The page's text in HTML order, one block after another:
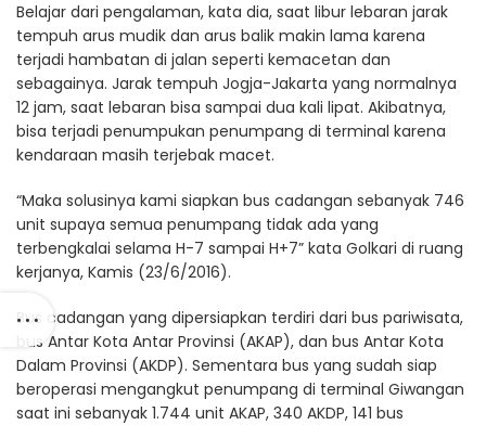
Belajar dari pengalaman, kata dia, saat libur lebaran jarak
tempuh arus mudik dan arus balik makin lama karena
terjadi hambatan di jalan seperti kemacetan dan
sebagainya. Jarak tempuh Jogja-Jakarta yang normalnya
12 jam, saat lebaran bisa sampai dua kali lipat. Akibatnya,
bisa terjadi penumpukan penumpang di terminal karena
kendaraan masih terjebak macet.
“Maka solusinya kami siapkan bus cadangan sebanyak 746
unit supaya semua penumpang tidak ada yang
terbengkalai selama H-7 sampai H+7” kata Golkari di ruang
kerjanya, Kamis (23/6/2016).
Bus cadangan yang dipersiapkan terdiri dari bus pariwisata,
bus Antar Kota Antar Provinsi (AKAP), dan bus Antar Kota
Dalam Provinsi (AKDP). Sementara bus yang sudah siap
beroperasi mengangkut penumpang di terminal Giwangan
saat ini sebanyak 1.744 unit AKAP, 340 AKDP, 141 bus